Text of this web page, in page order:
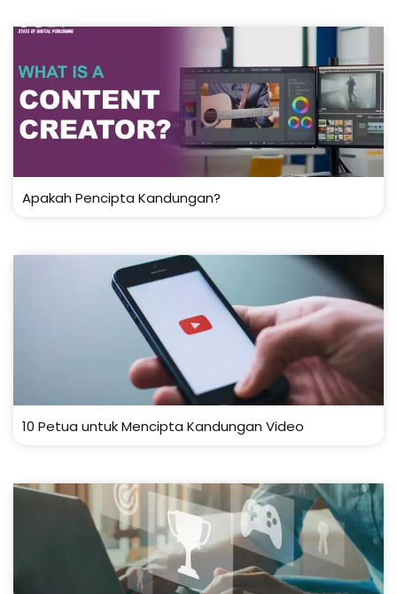
Apakah Pencipta Kandungan?
10 Petua untuk Mencipta Kandungan Video